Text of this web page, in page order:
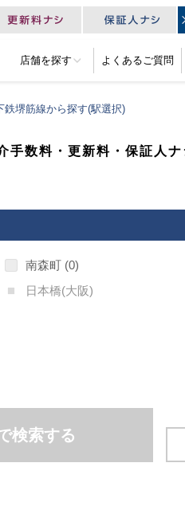
店舗を探す よくあるご質問
鉄堺筋線から探す(駅選択)
手数料・更新料・保証人ナ
南森町 0
日本橋(大阪)
検索する